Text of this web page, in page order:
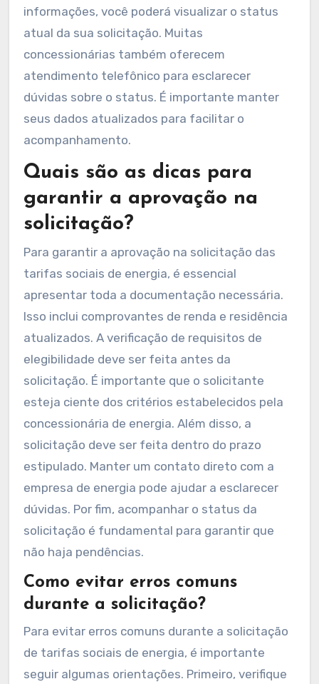
informações, você poderá visualizar o status
atual da sua solicitação. Muitas
concessionárias também oferecem
atendimento telefônico para esclarecer
dúvidas sobre o status. É importante manter
seus dados atualizados para facilitar o
acompanhamento.
Quais são as dicas para
garantir a aprovação na
solicitação?
Para garantir a aprovação na solicitação das
tarifas sociais de energia, é essencial
apresentar toda a documentação necessária.
Isso inclui comprovantes de renda e residência
atualizados. A verificação de requisitos de
elegibilidade deve ser feita antes da
solicitação. É importante que o solicitante
esteja ciente dos critérios estabelecidos pela
concessionária de energia. Além disso, a
solicitação deve ser feita dentro do prazo
estipulado. Manter um contato direto com a
empresa de energia pode ajudar a esclarecer
dúvidas. Por fim, acompanhar o status da
solicitação é fundamental para garantir que
não haja pendências.
Como evitar erros comuns
durante a solicitação?
Para evitar erros comuns durante a solicitação
de tarifas sociais de energia, é importante
seguir algumas orientações. Primeiro, verifique